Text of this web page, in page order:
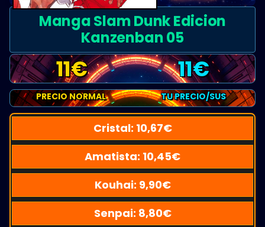
Manga Slam Dunk Edicion
Kanzenban 05
11€ 11€
PRECIO NORMAL TU PRECIO/SUS
Cristal: 10,67€
Amatista: 10,45€
Kouhai: 9,90€
Senpai: 8,80€